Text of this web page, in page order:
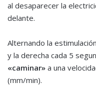
al desaparecer la
delante.
Alternando la
y la derecha cada 5
«caminar» a una
(mm/min).